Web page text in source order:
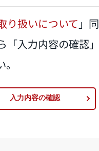
り扱いについて 」
「入力内容の確認
入力内容の確認